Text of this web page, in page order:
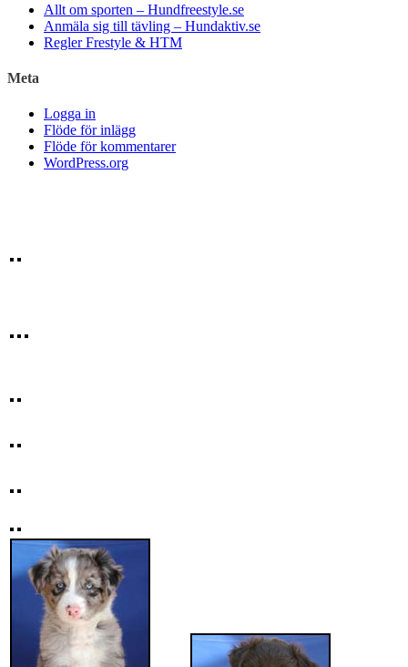
Allt om sporten – Hundfreestyle.se
Anmäla sig till tävling – Hundaktiv.se
Regler Frestyle & HTM
Meta
Logga in
Flöde för inlägg
Flöde för kommentarer
WordPress.org